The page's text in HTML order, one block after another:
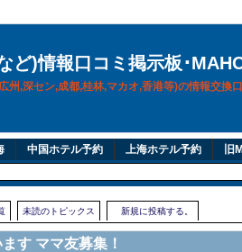
ど)情報口コミ掲示板･
州,深セン,成都,桂林,マカオ,香港等)の情報交換
中国ホテル予約 上海ホテル予約 旧
未読のトピックス 新規に投稿する。
す ママ友募集！